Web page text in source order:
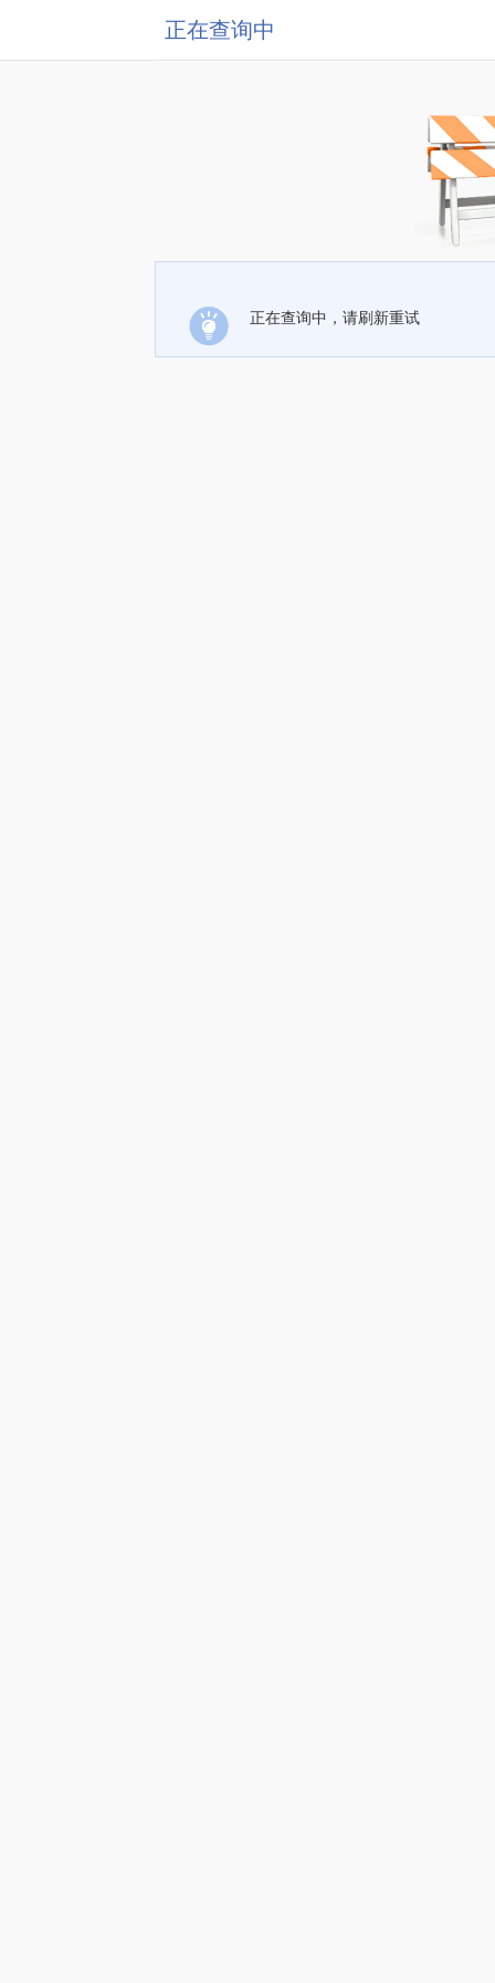
正在查询中
正在查询中，请刷新重试